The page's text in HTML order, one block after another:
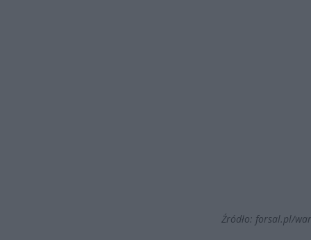
Źródło: forsal.pl/